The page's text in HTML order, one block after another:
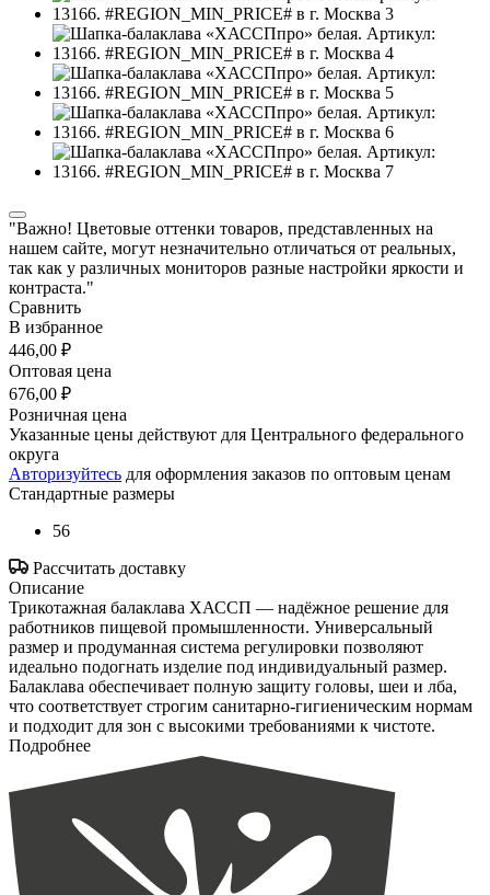
"Важно! Цветовые оттенки товаров, представленных на
нашем сайте, могут незначительно отличаться от реальных,
так как у различных мониторов разные настройки яркости и
контраста."
Сравнить
В избранное
446,00 ₽
Оптовая цена
676,00 ₽
Розничная цена
Указанные цены действуют для Центрального федерального
округа
Авторизуйтесь для оформления заказов по оптовым ценам
Стандартные размеры
56
Рассчитать доставку
Описание
Трикотажная балаклава ХАССП — надёжное решение для
работников пищевой промышленности. Универсальный
размер и продуманная система регулировки позволяют
идеально подогнать изделие под индивидуальный размер.
Балаклава обеспечивает полную защиту головы, шеи и лба,
что соответствует строгим санитарно‑гигиеническим нормам
и подходит для зон с высокими требованиями к чистоте.
Подробнее